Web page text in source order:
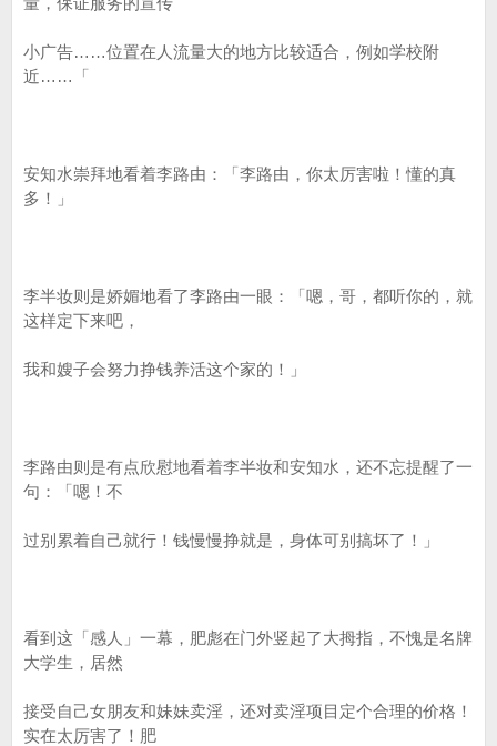
小广告……位置在人流量大的地方比较适合，例如学校附
近……「
安知水崇拜地看着李路由：「李路由，你太厉害啦！懂的真
多！」
李半妆则是娇媚地看了李路由一眼：「嗯，哥，都听你的，就
这样定下来吧，
我和嫂子会努力挣钱养活这个家的！」
李路由则是有点欣慰地看着李半妆和安知水，还不忘提醒了一
句：「嗯！不
过别累着自己就行！钱慢慢挣就是，身体可别搞坏了！」
看到这「感人」一幕，肥彪在门外竖起了大拇指，不愧是名牌
大学生，居然
接受自己女朋友和妹妹卖淫，还对卖淫项目定个合理的价格！
实在太厉害了！肥